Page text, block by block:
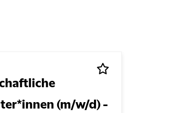
(m/w/d) -